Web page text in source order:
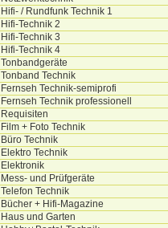
Hifi- / Rundfunk Technik 1
Hifi-Technik 2
Hifi-Technik 3
Hifi-Technik 4
Tonbandgeräte
Tonband Technik
Fernseh Technik-semiprofi
Fernseh Technik professionell
Requisiten
Film + Foto Technik
Büro Technik
Elektro Technik
Elektronik
Mess- und Prüfgeräte
Telefon Technik
Bücher + Hifi-Magazine
Haus und Garten